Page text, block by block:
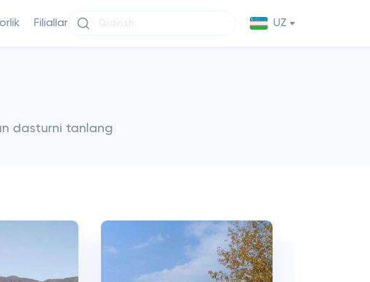
Filiallar UZ
dasturni tanlang